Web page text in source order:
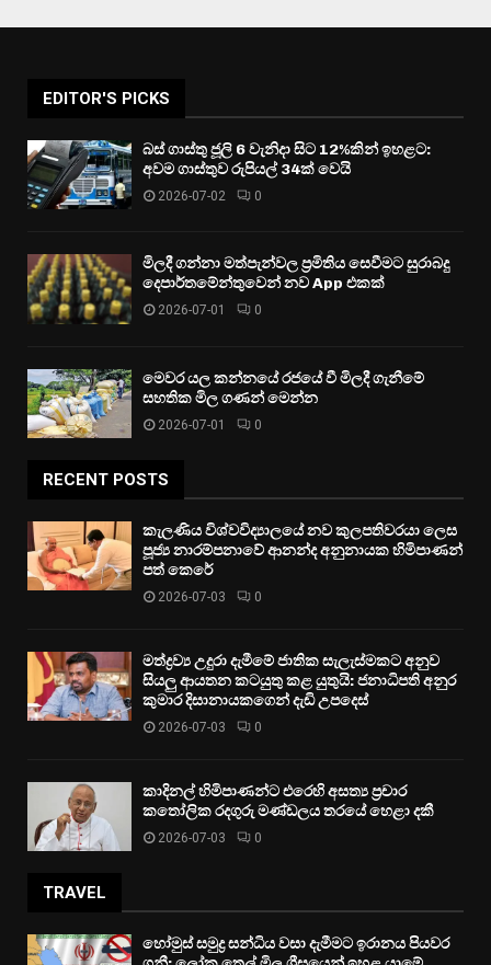
EDITOR'S PICKS
බස් ගාස්තු ජූලි 6 වැනිදා සිට 12%කින් ඉහළට:
අවම ගාස්තුව රුපියල් 34ක් වෙයි
2026-07-02 0
මිලදී ගන්නා මත්පැන්වල ප්‍රමිතිය සෙවීමට සුරාබදු
දෙපාර්තමේන්තුවෙන් නව App එකක්
2026-07-01 0
මෙවර යල කන්නයේ රජයේ වී මිලදී ගැනීමේ
සහතික මිල ගණන් මෙන්න
2026-07-01 0
RECENT POSTS
කැලණිය විශ්වවිද්‍යාලයේ නව කුලපතිවරයා ලෙස
පූජ්‍ය නාරම්පනාවේ ආනන්ද අනුනායක හිමිපාණන්
පත් කෙරේ
2026-07-03 0
මත්ද්‍රව්‍ය උදුරා දැමීමේ ජාතික සැලැස්මකට අනුව
සියලු ආයතන කටයුතු කළ යුතුයි: ජනාධිපති අනුර
කුමාර දිසානායකගෙන් දැඩි උපදෙස්
2026-07-03 0
කාදිනල් හිමිපාණන්ට එරෙහි අසත්‍ය ප්‍රචාර
කතෝලික රදගුරු මණ්ඩලය තරයේ හෙළා දකී
2026-07-03 0
TRAVEL
හෝමුස් සමුද්‍ර සන්ධිය වසා දැමීමට ඉරානය පියවර